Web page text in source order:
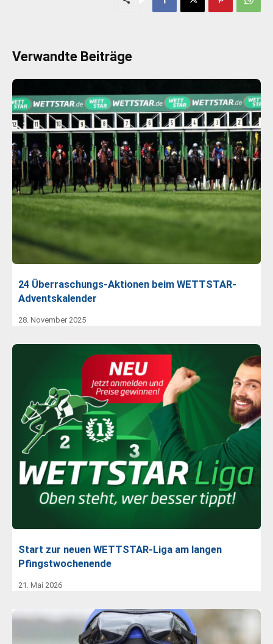
Verwandte Beiträge
24 Überraschungs-Aktionen beim WETTSTAR-
Adventskalender
28. November 2025
Start zur neuen WETTSTAR-Liga am langen
Pfingstwochenende
21. Mai 2026